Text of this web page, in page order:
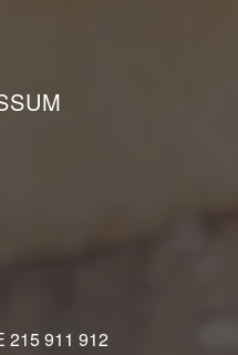
215 911 912